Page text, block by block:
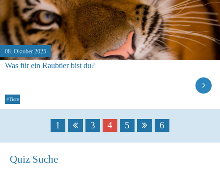
08. Oktober 2025
Was für ein Raubtier bist du?
#Tiere
1 3 4 5 6
Quiz Suche